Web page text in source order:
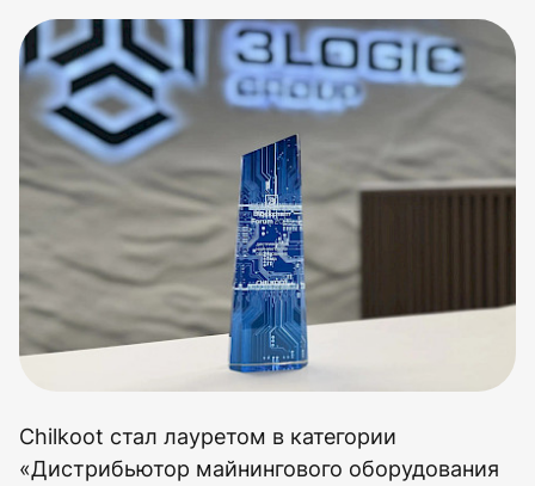
Chilkoot стал лауретом в категории
«Дистрибьютор майнингового оборудования